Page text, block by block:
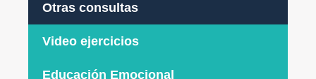
Otras consultas
Video ejercicios
Educación Emocional